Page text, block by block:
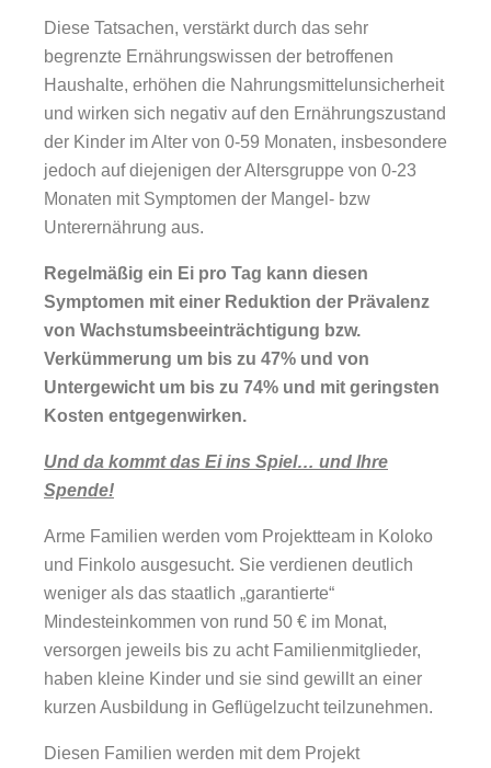
Diese Tatsachen, verstärkt durch das sehr
begrenzte Ernährungswissen der betroffenen
Haushalte, erhöhen die Nahrungsmittelunsicherheit
und wirken sich negativ auf den Ernährungszustand
der Kinder im Alter von 0-59 Monaten, insbesondere
jedoch auf diejenigen der Altersgruppe von 0-23
Monaten mit Symptomen der Mangel- bzw
Unterernährung aus.
Regelmäßig ein Ei pro Tag kann diesen
Symptomen mit einer Reduktion der Prävalenz
von Wachstumsbeeinträchtigung bzw.
Verkümmerung um bis zu 47% und von
Untergewicht um bis zu 74% und mit geringsten
Kosten entgegenwirken.
Und da kommt das Ei ins Spiel… und Ihre
Spende!
Arme Familien werden vom Projektteam in Koloko
und Finkolo ausgesucht. Sie verdienen deutlich
weniger als das staatlich „garantierte“
Mindesteinkommen von rund 50 € im Monat,
versorgen jeweils bis zu acht Familienmitglieder,
haben kleine Kinder und sie sind gewillt an einer
kurzen Ausbildung in Geflügelzucht teilzunehmen.
Diesen Familien werden mit dem Projekt